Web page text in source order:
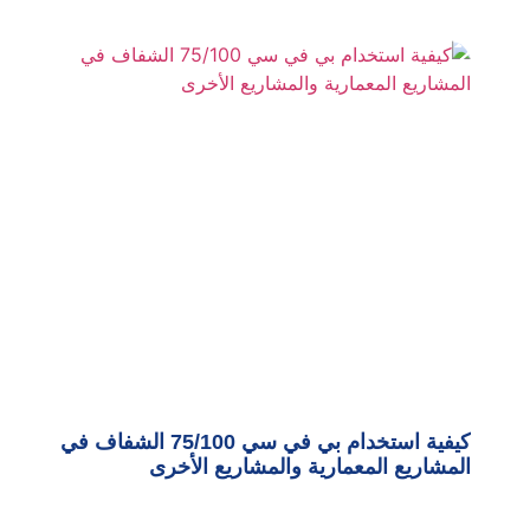
كيفية استخدام بي في سي 75/100 الشفاف في
المشاريع المعمارية والمشاريع الأخرى